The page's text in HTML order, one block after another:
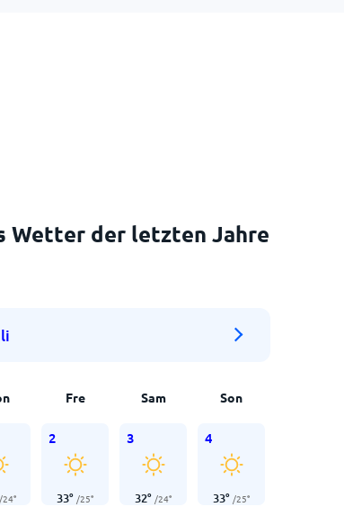
Wetter der letzten Jahre
Fre Sam Son
/24°
2
33° /25°
3
32° /24°
4
33° /25°